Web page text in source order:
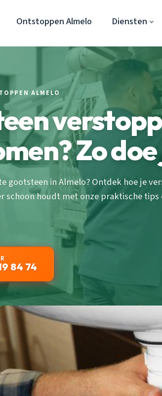
Ontstoppen Almelo Diensten
ALMELO
Zo
gootsteen in Almelo? Ontdek hoe je
schoon houdt met onze praktische tips
84 74